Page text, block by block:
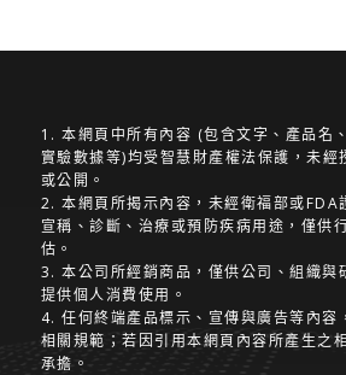
1. 本網頁中所有內容 (包含文字、產品名
實驗數據等)均受智慧財產權法保護，未經
或公開。
2. 本網頁所揭示內容，未經衛福部或FDA
宣稱、診斷、治療或預防疾病用途，僅供
估。
3. 本公司所經銷商品，僅供公司、組織與
提供個人消費使用。
4. 任何終端產品標示、宣傳與廣告等內容
相關規範；若因引用本網頁內容所產生之
承擔。